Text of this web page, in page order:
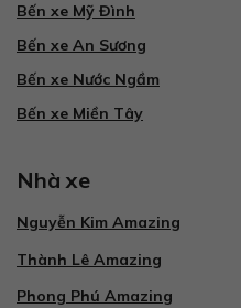
Bến xe Mỹ Đình
Bến xe An Sương
Bến xe Nước Ngầm
Bến xe Miền Tây
Nhà xe
Nguyễn Kim Amazing
Thành Lê Amazing
Phong Phú Amazing